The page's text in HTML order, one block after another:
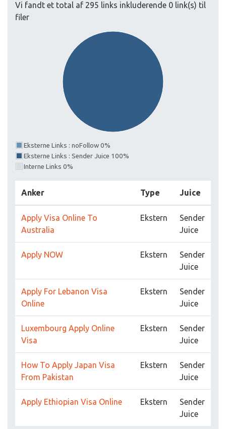
Vi fandt et total af 295 links inkluderende 0 link(s) til
filer
Eksterne Links : noFollow 0%
Eksterne Links : Sender Juice 100%
Interne Links 0%
Anker Type Juice
Apply Visa Online To
Australia
Ekstern
Sender
Juice
Apply NOW Ekstern
Sender
Juice
Apply For Lebanon Visa
Online
Ekstern
Sender
Juice
Luxembourg Apply Online
Visa
Ekstern
Sender
Juice
How To Apply Japan Visa
From Pakistan
Ekstern
Sender
Juice
Apply Ethiopian Visa Online Ekstern
Sender
Juice